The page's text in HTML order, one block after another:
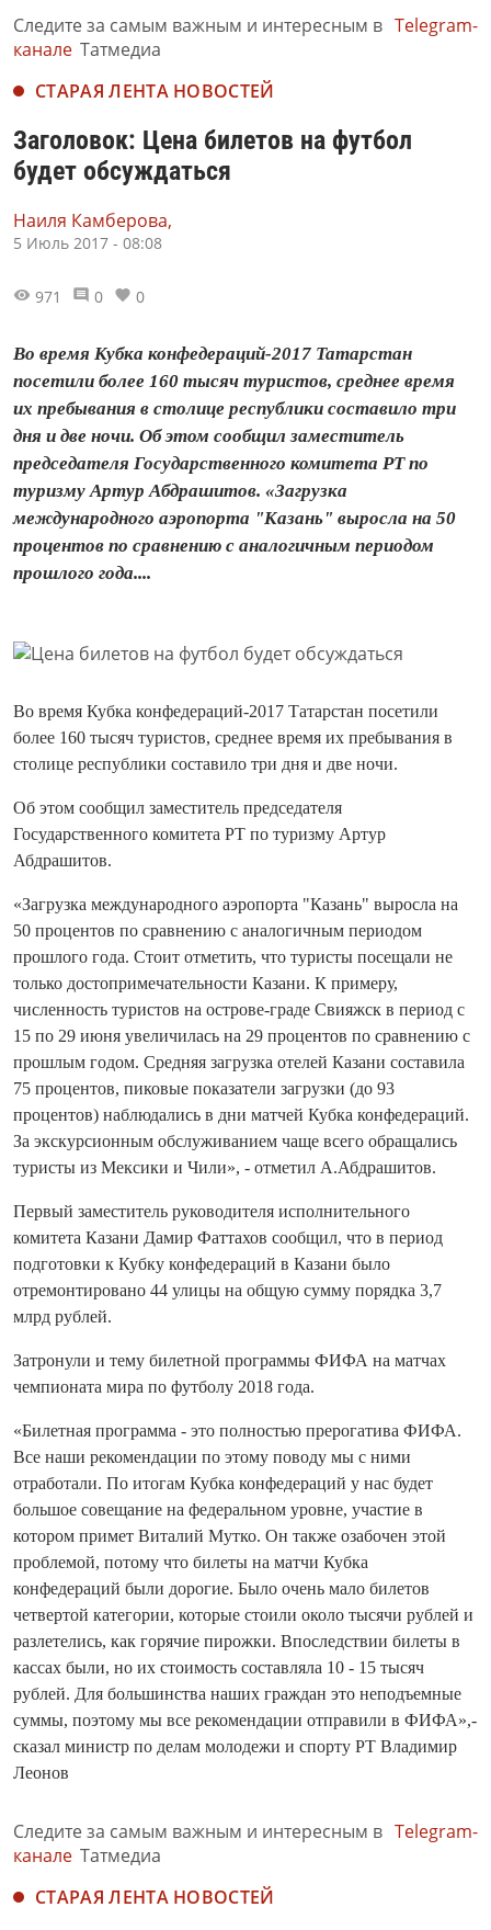
Следите за самым важным и интересным в Telegram-
канале Татмедиа
СТАРАЯ ЛЕНТА НОВОСТЕЙ
Заголовок: Цена билетов на футбол
будет обсуждаться
Наиля Камберова,
5 Июль 2017 - 08:08
971 0 0
Во время Кубка конфедераций-2017 Татарстан
посетили более 160 тысяч туристов, среднее время
их пребывания в столице республики составило три
дня и две ночи. Об этом сообщил заместитель
председателя Государственного комитета РТ по
туризму Артур Абдрашитов. «Загрузка
международного аэропорта "Казань" выросла на 50
процентов по сравнению с аналогичным периодом
прошлого года....
Во время Кубка конфедераций-2017 Татарстан посетили
более 160 тысяч туристов, среднее время их пребывания в
столице республики составило три дня и две ночи.
Об этом сообщил заместитель председателя
Государственного комитета РТ по туризму Артур
Абдрашитов.
«Загрузка международного аэропорта "Казань" выросла на
50 процентов по сравнению с аналогичным периодом
прошлого года. Стоит отметить, что туристы посещали не
только достопримечательности Казани. К примеру,
численность туристов на острове-граде Свияжск в период с
15 по 29 июня увеличилась на 29 процентов по сравнению с
прошлым годом. Средняя загрузка отелей Казани составила
75 процентов, пиковые показатели загрузки (до 93
процентов) наблюдались в дни матчей Кубка конфедераций.
За экскурсионным обслуживанием чаще всего обращались
туристы из Мексики и Чили», - отметил А.Абдрашитов.
Первый заместитель руководителя исполнительного
комитета Казани Дамир Фаттахов сообщил, что в период
подготовки к Кубку конфедераций в Казани было
отремонтировано 44 улицы на общую сумму порядка 3,7
млрд рублей.
Затронули и тему билетной программы ФИФА на матчах
чемпионата мира по футболу 2018 года.
«Билетная программа - это полностью прерогатива ФИФА.
Все наши рекомендации по этому поводу мы с ними
отработали. По итогам Кубка конфедераций у нас будет
большое совещание на федеральном уровне, участие в
котором примет Виталий Мутко. Он также озабочен этой
проблемой, потому что билеты на матчи Кубка
конфедераций были дорогие. Было очень мало билетов
четвертой категории, которые стоили около тысячи рублей и
разлетелись, как горячие пирожки. Впоследствии билеты в
кассах были, но их стоимость составляла 10 - 15 тысяч
рублей. Для большинства наших граждан это неподъемные
суммы, поэтому мы все рекомендации отправили в ФИФА»,-
сказал министр по делам молодежи и спорту РТ Владимир
Леонов
Следите за самым важным и интересным в Telegram-
канале Татмедиа
СТАРАЯ ЛЕНТА НОВОСТЕЙ